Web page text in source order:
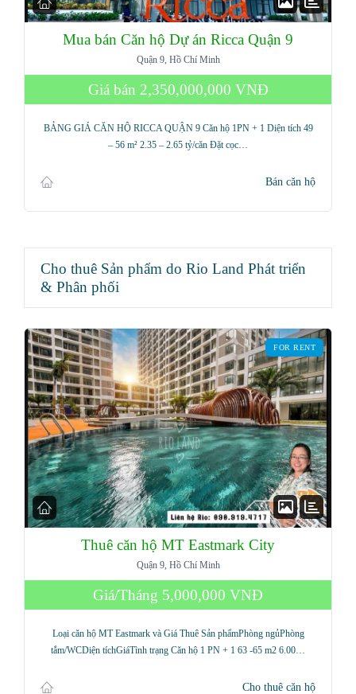
Mua bán Căn hộ Dự án Ricca Quận 9
Quận 9, Hồ Chí Minh
Giá bán 2,350,000,000 VNĐ
BẢNG GIÁ CĂN HỘ RICCA QUẬN 9 Căn hộ 1PN + 1 Diện tích 49
– 56 m² 2.35 – 2.65 tỷ/căn Đặt cọc…
Bán căn hộ
Cho thuê Sản phẩm do Rio Land Phát triển
& Phân phối
FOR RENT
Thuê căn hộ MT Eastmark City
Quận 9, Hồ Chí Minh
Giá/Tháng 5,000,000 VNĐ
Loại căn hộ MT Eastmark và Giá Thuê Sản phẩmPhòng ngủPhòng
tắm/WCDiện tíchGiáTình trạng Căn hộ 1 PN + 1 63 -65 m2 6.00…
Cho thuê căn hộ